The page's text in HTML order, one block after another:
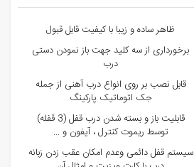
ظاهر ساده و زیبا با کیفیت قابل قبول
برخورداری از سه کلید جهت باز نمودن دستی
درب
قابل نصب بر روی انواع درب آهنی از جمله
جک اتوماتیک پارکینگ
قابلیت باز و بسته شدن درب قفل (3 قفله)
توسط ریموت کنترل ، آیفون و ...
سیستم قفل دائمی وعدم امکان عقب زدن زبانه